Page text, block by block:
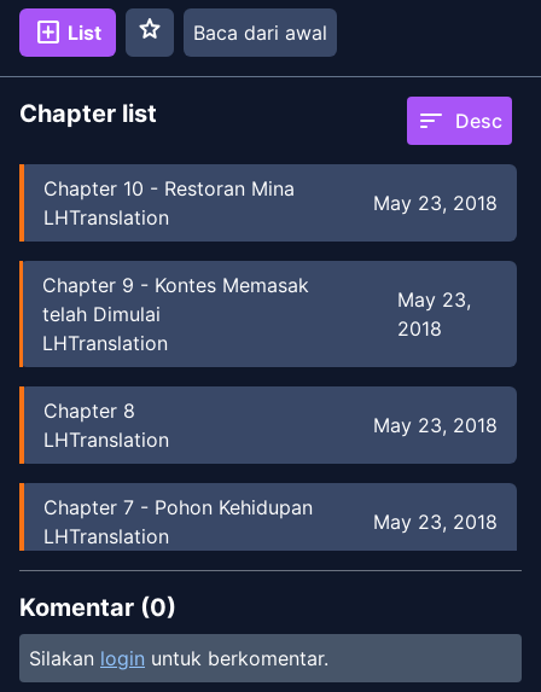
add_box List star Baca dari awal
Chapter list sort Desc
Chapter 10 - Restoran Mina
LHTranslation
May 23, 2018
Chapter 9 - Kontes Memasak
telah Dimulai
LHTranslation
May 23,
2018
Chapter 8
LHTranslation
May 23, 2018
Chapter 7 - Pohon Kehidupan
LHTranslation
May 23, 2018
Chapter6 -Penyihir Salju
LHTranslation
Komentar (0)
Silakan login untuk berkomentar.